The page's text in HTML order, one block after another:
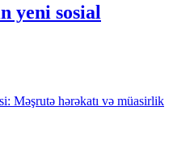
yeni sosial